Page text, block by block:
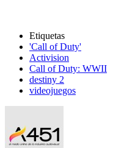
Etiquetas
'Call of Duty'
Activision
Call of Duty: WWII
destiny 2
videojuegos